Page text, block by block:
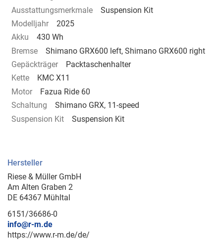
Ausstattungsmerkmale
Suspension Kit
Modelljahr
2025
Akku
430 Wh
Bremse
Shimano GRX600 left, Shimano GRX600 right
Gepäckträger
Packtaschenhalter
Kette
KMC X11
Motor
Fazua Ride 60
Schaltung
Shimano GRX, 11-speed
Suspension Kit
Suspension Kit
Hersteller
Riese & Müller GmbH
Am Alten Graben 2
DE 64367 Mühltal
6151/36686-0
info@r-m.de
https://www.r-m.de/de/